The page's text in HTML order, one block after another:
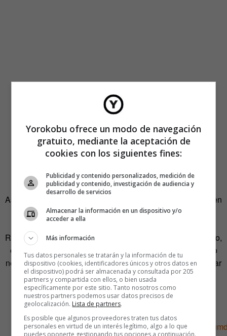
Asociar el plano aberrante con el villano se ha convertido en
un tópico que hay que saber llevar. En el vídeo hay otros
ejemplos: Philip Seymour Hoffman, en
Rickman, en laJungla de cristal (Die Hard)
y César Romero,
en la serie
Batman. Rickman va armado pero el villano no
necesita más que una sonrisa y la cámara torcida para crear
inquietud.
Desolación
Yorokobu ofrece un modo de navegación
gratuito, mediante la aceptación de
cookies con los siguientes fines:
Publicidad y contenido personalizados, medición de
publicidad y contenido, investigación de audiencia y
desarrollo de servicios
Almacenar la información en un dispositivo y/o
acceder a ella
Más información
Tus datos personales se tratarán y la información de tu
dispositivo (cookies, identificadores únicos y otros datos en
el dispositivo) podrá ser almacenada y consultada por 205
partners y compartida con ellos, o bien usada
específicamente por este sitio. Tanto nosotros como
nuestros partners podemos usar datos precisos de
geolocalización. Lista de partners.
Es posible que algunos proveedores traten tus datos
personales en virtud de un interés legítimo, algo a lo que
puedes oponerte gestionando tus opciones a continuación.